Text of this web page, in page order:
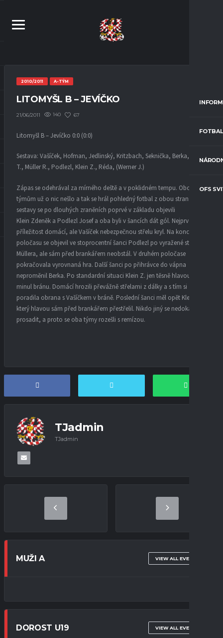
OFS
2010/2011 A-TÝM
LITOMYŠL B – JEVÍČKO
21/06/2011 140 67
Litomyšl B – Jevíčko 0:0 (0:0)
Sestava: Vašíček, Hofman, Jedlinský, Kritzbach, Seknička, Berka, Müller
T., Müller R., Podlezl, Klein Z., Réda, (Werner J.)
Zápas se odehrával za mírného deště a v poklidném tempu. Obou
týmům už o nic nešlo a tak se hrál pohledný fotbal z obou stran. Do
sestavy se po dlouhých zraněních poprvé v základu objevili
Klein Zdeněk a Podlezl Josef a oba byli v šancích dát gól. Nejprve měli
příležitost domácí, ale Vašíček nebezpečnou střelu kryl. Na konci
poločasu se objevil ve stoprocentní šanci Podlezl po vyražené střele R.
Müllera, ale sám před brankářem neobstál. V druhém poločase
pokračovala vyrovnaná hra. Další šanci po přihrávce do vápna
neproměnil Berka. Po standardní situaci Klein Z. jen těsně hlavou
minul bránu. Domácí hrozili převážně střelami z dálky a s tím si
poradila obrana s Vašíčkem v bráně. Poslední šanci měl opět Klein Z.,
který hlavou sám před brankářem přestřelil. Nikdo jiný se nedokázal
prosadit, a proto se oba týmy rozešli s remízou.
TJadmin
TJadmin
MUŽI A VIEW ALL EVENTS
DOROST U19 VIEW ALL EVENTS